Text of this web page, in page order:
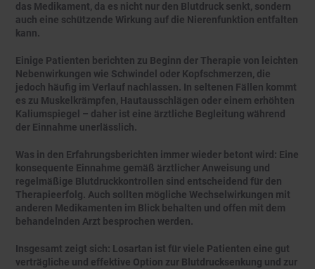
das Medikament, da es nicht nur den Blutdruck senkt, sondern
auch eine schützende Wirkung auf die Nierenfunktion entfalten
kann.
Einige Patienten berichten zu Beginn der Therapie von leichten
Nebenwirkungen wie Schwindel oder Kopfschmerzen, die
jedoch häufig im Verlauf nachlassen. In seltenen Fällen kommt
es zu Muskelkrämpfen, Hautausschlägen oder einem erhöhten
Kaliumspiegel – daher ist eine ärztliche Begleitung während
der Einnahme unerlässlich.
Was in den Erfahrungsberichten immer wieder betont wird: Eine
konsequente Einnahme gemäß ärztlicher Anweisung und
regelmäßige Blutdruckkontrollen sind entscheidend für den
Therapieerfolg. Auch sollten mögliche Wechselwirkungen mit
anderen Medikamenten im Blick behalten und offen mit dem
behandelnden Arzt besprochen werden.
Insgesamt zeigt sich: Losartan ist für viele Patienten eine gut
verträgliche und effektive Option zur Blutdrucksenkung und zur